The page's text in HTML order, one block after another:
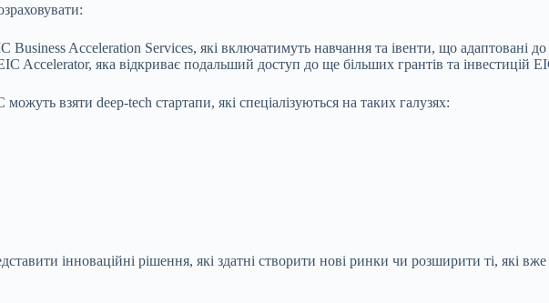
Acceleration Services, які включатимуть навчання та івенти, що адаптовані до
Accelerator, яка відкриває подальший доступ до ще більших грантів та інвестицій
взяти deep-tech стартапи, які спеціалізуються на таких галузях:
інноваційні рішення, які здатні створити нові ринки чи розширити ті, які